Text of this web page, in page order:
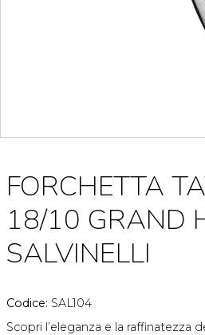
FORCHETTA
18/10 GRAND
SALVINELLI
Codice: SAL104
Scopri l’eleganza e la raffinatezza